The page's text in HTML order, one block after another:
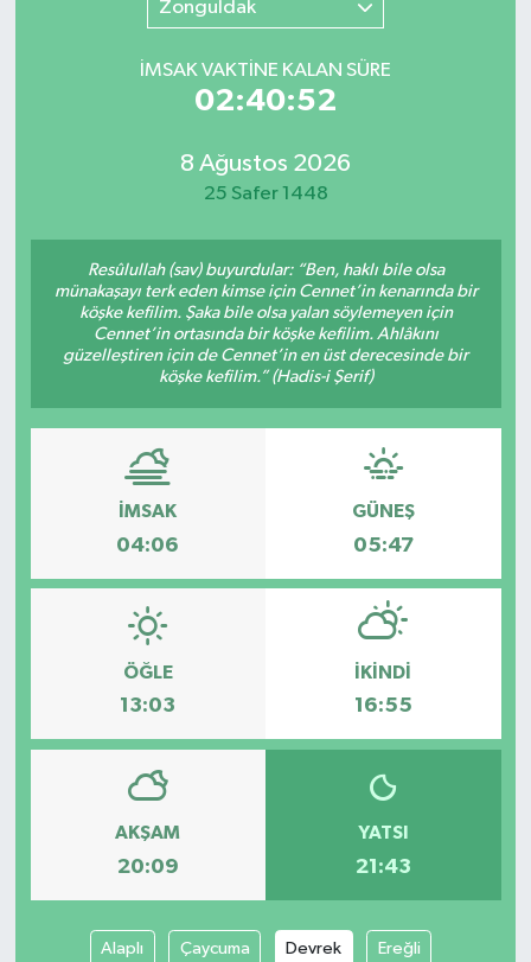
Zonguldak
İMSAK VAKTİNE KALAN SÜRE
02:40:52
8 Ağustos 2026
25 Safer 1448
Resûlullah (sav) buyurdular: “Ben, haklı bile olsa
münakaşayı terk eden kimse için Cennet’in kenarında bir
köşke kefilim. Şaka bile olsa yalan söylemeyen için
Cennet’in ortasında bir köşke kefilim. Ahlâkını
güzelleştiren için de Cennet’in en üst derecesinde bir
köşke kefilim.” (Hadis-i Şerif)
İMSAK
04:06
GÜNEŞ
05:47
ÖĞLE
13:03
İKINDI
16:55
AKŞAM
20:09
YATSI
21:43
Alaplı Çaycuma Devrek Ereğli
YARIŞMA/ETKİNLİKLER
MEVZUAT/KARARLAR